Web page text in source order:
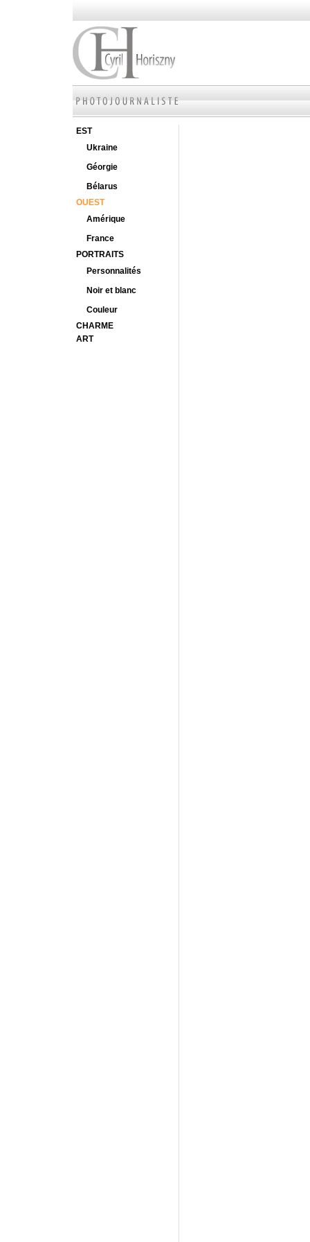
EST
Ukraine
Géorgie
Bélarus
OUEST
Amérique
France
PORTRAITS
Personnalités
Noir et blanc
Couleur
CHARME
ART